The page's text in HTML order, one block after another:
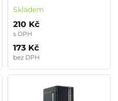
Skladem
210 Kč
s DPH
173 Kč
bez DPH